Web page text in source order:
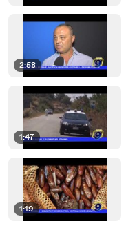
2:58
1:47
1:19